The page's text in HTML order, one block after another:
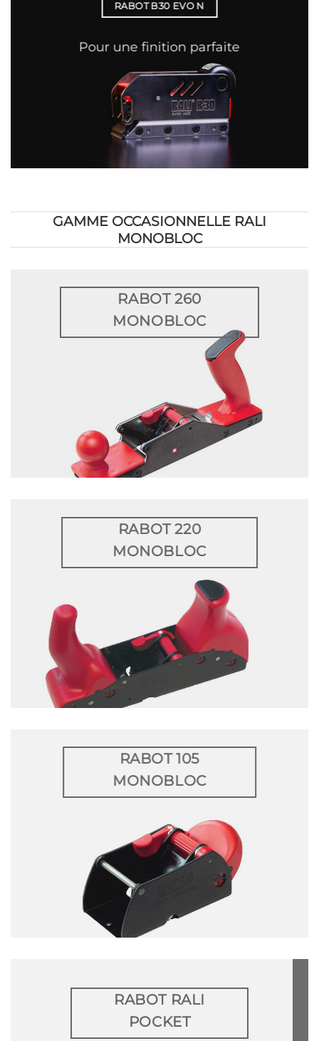
RABOT B30 EVO N
Pour une finition parfaite
GAMME OCCASIONNELLE RALI
MONOBLOC
RABOT 260
MONOBLOC
RABOT 220
MONOBLOC
RABOT 105
MONOBLOC
RABOT RALI
POCKET